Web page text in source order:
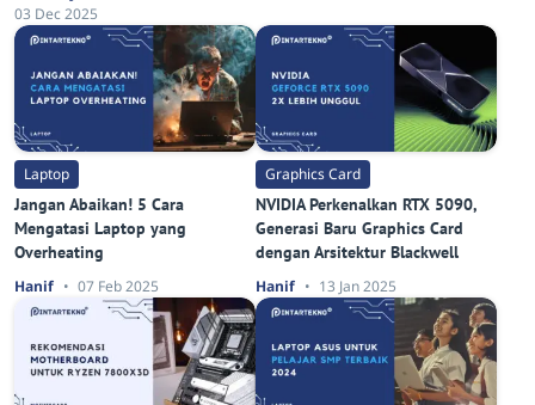
03 Dec 2025
Laptop
Jangan Abaikan! 5 Cara
Mengatasi Laptop yang
Overheating
Hanif 07 Feb 2025
Graphics Card
NVIDIA Perkenalkan RTX 5090,
Generasi Baru Graphics Card
dengan Arsitektur Blackwell
Hanif 13 Jan 2025